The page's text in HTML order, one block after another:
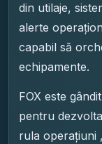
din utilaje,
alerte
capabil să
echipamente.
FOX este
pentru
rula operațiuni